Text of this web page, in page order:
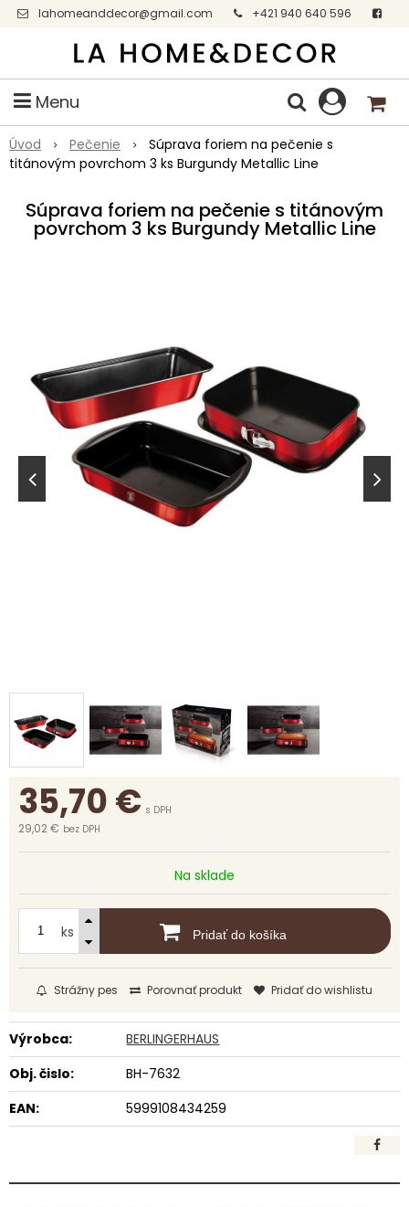
lahomeanddecor@gmail.com
+421 940 640 596
Facebook
Menu
Úvod Pečenie
Súprava foriem na pečenie s
titánovým povrchom 3 ks Burgundy Metallic Line
Súprava foriem na pečenie s titánovým
povrchom 3 ks Burgundy Metallic Line
35,70€ s DPH
29,02 € bez DPH
Na sklade
ks Pridať do košíka
Strážny pes Porovnať produkt Pridať do wishlistu
Výrobca:
BERLINGERHAUS
Obj. čislo:
BH-7632
EAN:
5999108434259